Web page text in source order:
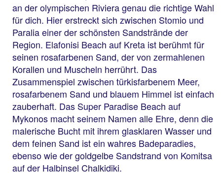
an der olympischen Riviera genau die richtige Wahl
für dich. Hier erstreckt sich zwischen Stomio und
Paralia einer der schönsten Sandstrände der
Region. Elafonisi Beach auf Kreta ist berühmt für
seinen rosafarbenen Sand, der von zermahlenen
Korallen und Muscheln herrührt. Das
Zusammenspiel zwischen türkisfarbenem Meer,
rosafarbenem Sand und blauem Himmel ist einfach
zauberhaft. Das Super Paradise Beach auf
Mykonos macht seinem Namen alle Ehre, denn die
malerische Bucht mit ihrem glasklaren Wasser und
dem feinen Sand ist ein wahres Badeparadies,
ebenso wie der goldgelbe Sandstrand von Komitsa
auf der Halbinsel Chalkidiki.